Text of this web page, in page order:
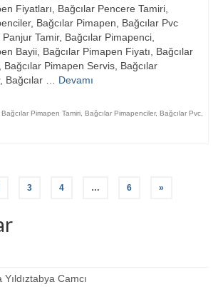
Fiyatları, Bağcılar Pencere Tamiri,
Bağcılar Pimapen, Bağcılar Pvc
Panjur Tamir, Bağcılar Pimapenci,
Bayii, Bağcılar Pimapen Fiyatı, Bağcılar
Bağcılar Pimapen Servis, Bağcılar
Bağcılar … Devamı
Bağcılar Pimapen Tamiri, Bağcılar Pimapenciler, Bağcılar Pvc,
3 4 … 6 »
Camcı